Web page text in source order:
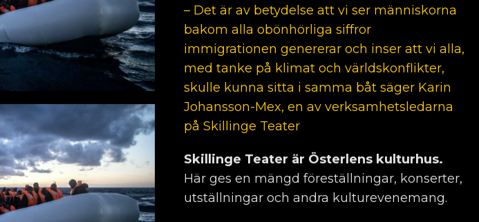
– Det är av betydelse att vi ser människorna
bakom alla obönhörliga siffror
immigrationen genererar och inser att vi alla,
med tanke på klimat och världskonflikter,
skulle kunna sitta i samma båt säger Karin
Johansson-Mex, en av verksamhetsledarna
på Skillinge Teater
Skillinge Teater är Österlens kulturhus.
Här ges en mängd föreställningar, konserter,
utställningar och andra kulturevenemang.